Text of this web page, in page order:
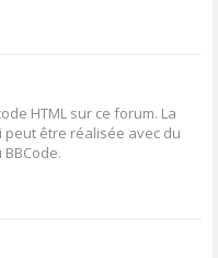
HTML sur ce forum. La
être réalisée avec du